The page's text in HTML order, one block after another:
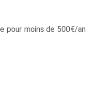
pour moins de 500€/an